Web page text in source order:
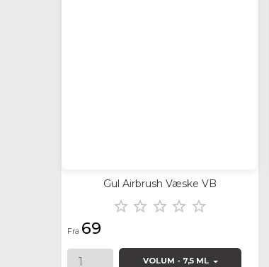
Gul Airbrush Væske VB
    
Fra 69
VOLUM - 7,5 ML